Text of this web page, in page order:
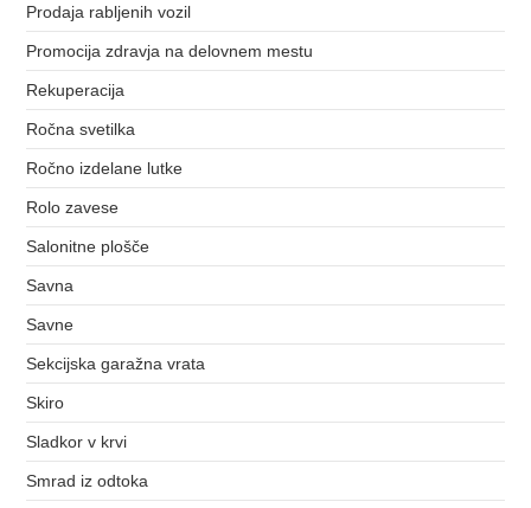
Prodaja rabljenih vozil
Promocija zdravja na delovnem mestu
Rekuperacija
Ročna svetilka
Ročno izdelane lutke
Rolo zavese
Salonitne plošče
Savna
Savne
Sekcijska garažna vrata
Skiro
Sladkor v krvi
Smrad iz odtoka